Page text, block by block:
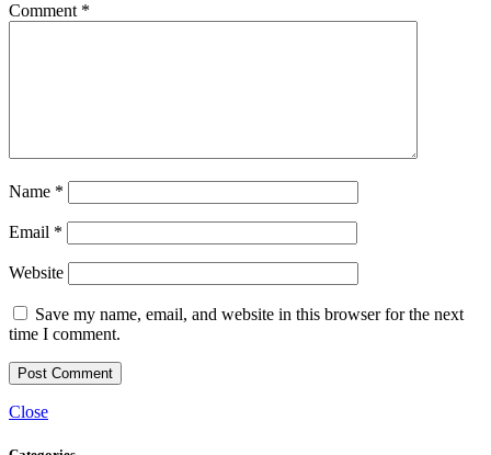
Comment *
Name *
Email *
Website
Save my name, email, and website in this browser for the next
time I comment.
Close